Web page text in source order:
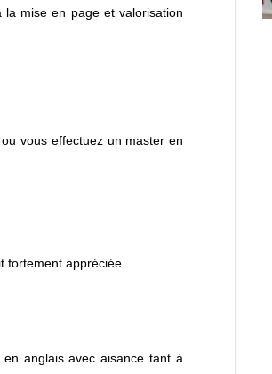
la mise en page et valorisation
vous effectuez un master en
fortement appréciée
anglais avec aisance tant à